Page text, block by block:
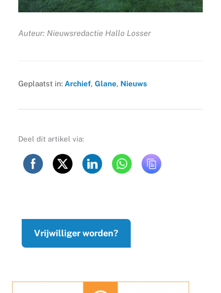
Auteur: Nieuwsredactie Hallo Losser
Geplaatst in: Archief, Glane, Nieuws
Deel dit artikel via:
Vrijwilliger worden?